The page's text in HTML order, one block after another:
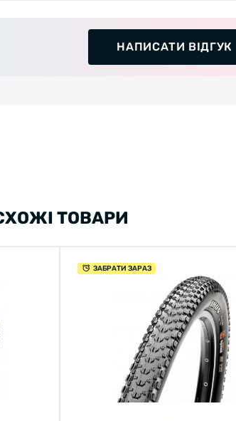
НАПИСАТИ ВІДГУК
ТОВАРИ
ЗАБРАТИ ЗАРАЗ